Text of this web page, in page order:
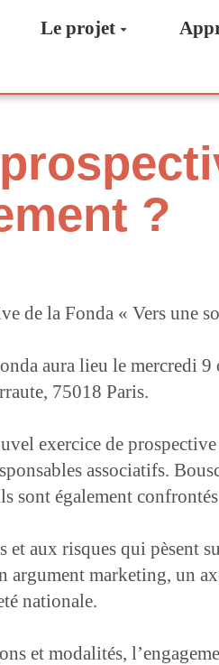
Le projet
?
de la Fonda « Vers une
aura lieu le mercredi
75018 Paris.
exercice de
associatifs.
sont également
et aux risques qui pèsent
argument marketing, un
nationale.
et modalités,